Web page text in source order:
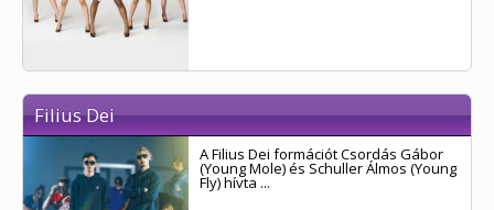
Filius Dei
A Filius Dei formációt Csordás Gábor
(Young Mole) és Schuller Álmos (Young
Fly) hívta ...